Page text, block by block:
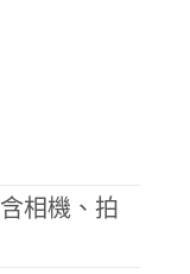
相機、拍